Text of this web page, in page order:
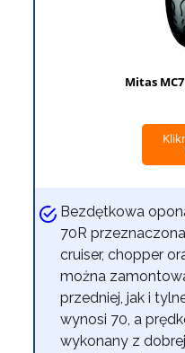
Mitas MC7
Bezdętkowa
70R
cruiser, chopper
można
przedniej, jak i
wynosi 70, a
wykonany z